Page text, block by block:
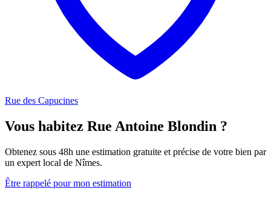
Rue des Capucines
Vous habitez Rue Antoine Blondin ?
Obtenez sous 48h une estimation gratuite et précise de votre bien par
un expert local de Nîmes.
Être rappelé pour mon estimation